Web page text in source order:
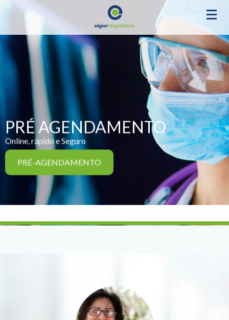
PRÉ AGENDAMENTO
Online, rápido e Seguro
PRÉ-AGENDAMENTO